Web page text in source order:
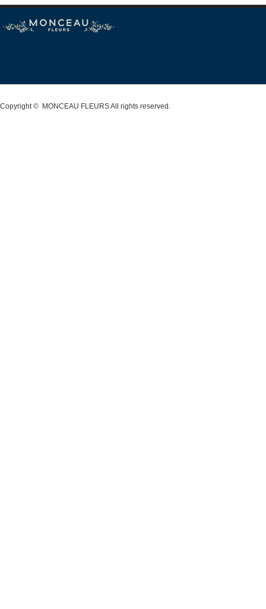
Copyright © MONCEAU FLEURSAll rights reserved.